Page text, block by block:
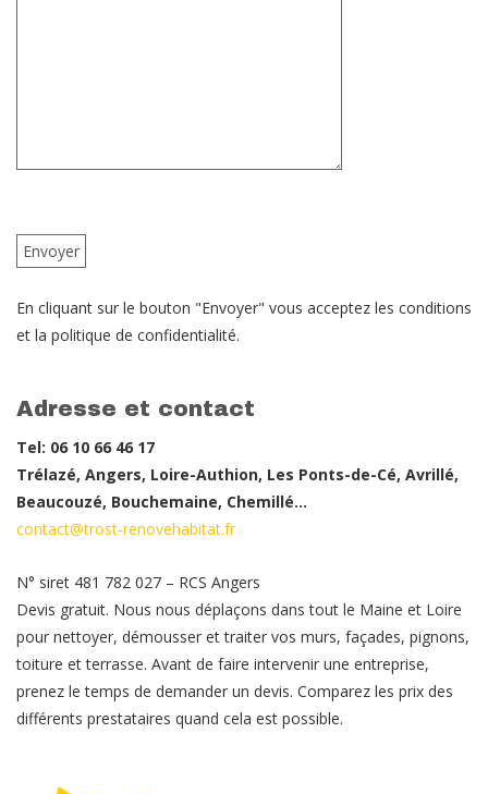
En cliquant sur le bouton "Envoyer" vous acceptez les conditions
et la politique de confidentialité.
Adresse et contact
Tel: 06 10 66 46 17
Trélazé, Angers, Loire-Authion, Les Ponts-de-Cé, Avrillé,
Beaucouzé, Bouchemaine, Chemillé…
contact@trost-renovehabitat.fr
N° siret 481 782 027 – RCS Angers
Devis gratuit. Nous nous déplaçons dans tout le Maine et Loire
pour nettoyer, démousser et traiter vos murs, façades, pignons,
toiture et terrasse. Avant de faire intervenir une entreprise,
prenez le temps de demander un devis. Comparez les prix des
différents prestataires quand cela est possible.